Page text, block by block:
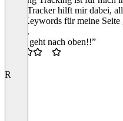
Rank Tracker hilft mir dabei,
gute Keywords für meine
haben.
“SEO geht nach oben!!”
R